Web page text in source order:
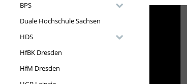
BPS
Duale Hochschule Sachsen
HDS
HfBK Dresden
HfM Dresden